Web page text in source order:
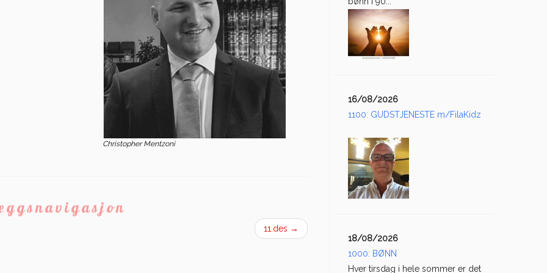
Christopher Mentzoni
11.des →
16/08/2026
1100: GUDSTJENESTE m/FilaKidz
18/08/2026
1000: BØNN
Hver tirsdag i hele sommer er det